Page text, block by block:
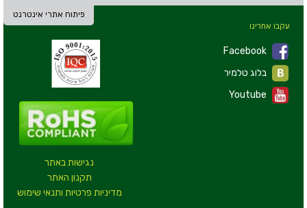
פיתוח אתרי אינטרנט
נגישות באתר
תקנון האתר
מדיניות פרטיות ותנאי שימוש
עקבו אחרינו
Facebook
Youtube